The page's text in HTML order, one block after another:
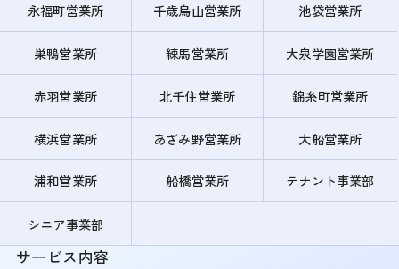
永福町営業所 千歳烏山営業所 池袋営業所
巣鴨営業所 練馬営業所 大泉学園営業所
赤羽営業所 北千住営業所 錦糸町営業所
横浜営業所 あざみ野営業所 大船営業所
浦和営業所 船橋営業所 テナント事業部
シニア事業部
サービス内容